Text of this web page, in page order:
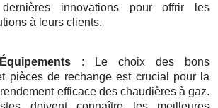
innovations pour offrir les
à leurs clients.
: Le choix des bons
pièces de rechange est crucial pour la
efficace des chaudières à gaz.